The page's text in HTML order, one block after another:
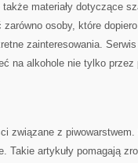
materiały dotyczące
osoby, które
zainteresowania.
na alkohole nie tylko
związane z
Takie artykuły pomagają